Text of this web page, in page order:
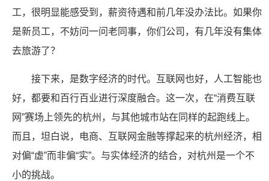
工，很明显能感受到，薪资待遇和前几年没办法比。如果你
是新员工，不妨问一问老同事，你们公司，有几年没有集体
去旅游了？
接下来，是数字经济的时代。互联网也好，人工智能也
好，都要和百行百业进行深度融合。这一次，在“消费互联
网”赛场上领先的杭州，与其他城市站在同样的起跑线上。
而且，坦白说，电商、互联网金融等撑起来的杭州经济，相
对偏“虚”而非偏“实”。与实体经济的结合，对杭州是一个不
小的挑战。